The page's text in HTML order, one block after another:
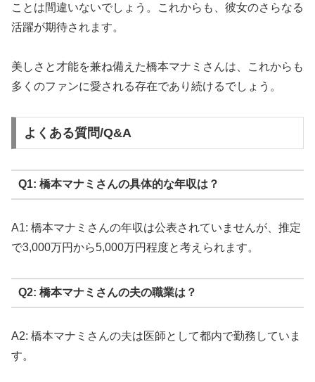
ことは間違いないでしょう。これからも、彼女のさらなる
活躍が期待されます。
美しさと才能を兼ね備えた橋本マナミさんは、これからも
多くのファンに愛される存在であり続けるでしょう。
よくある質問/Q&A
Q1: 橋本マナミさんの具体的な年収は？
A1: 橋本マナミさんの年収は公表されていませんが、推定
で3,000万円から5,000万円程度と考えられます。
Q2: 橋本マナミさんの夫の職業は？
A2: 橋本マナミさんの夫は医師として都内で勤務していま
す。